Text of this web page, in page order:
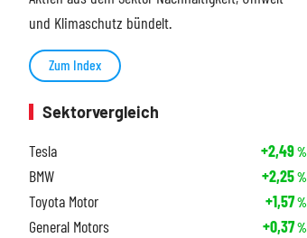
und Klimaschutz bündelt.
Zum Index
Sektorvergleich
Tesla
+2,49%
BMW +2,25%
Toyota Motor +1,57%
General Motors +0,37%